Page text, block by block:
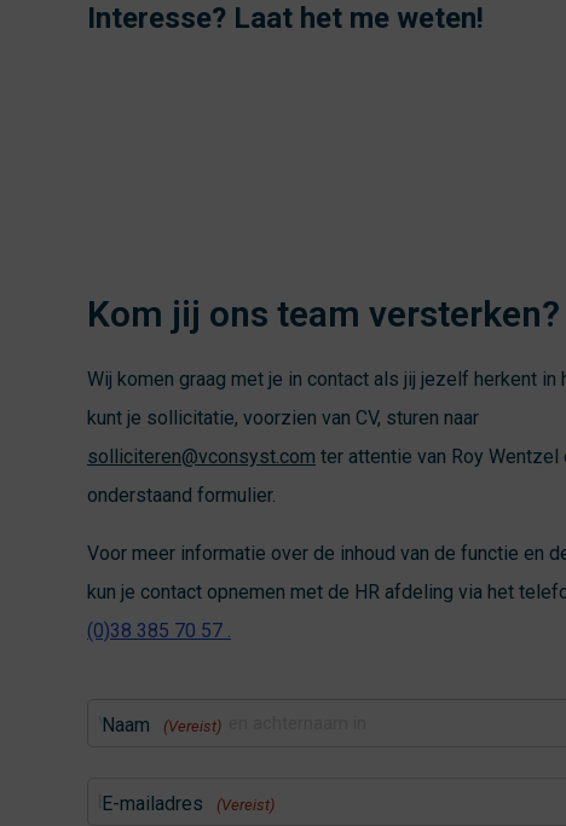
Interesse? Laat het me weten!
Kom jij ons team versterken?
Wij komen graag met je in contact als jij jezelf herkent in
kunt je sollicitatie, voorzien van CV, sturen naar
solliciteren@vconsyst.com ter attentie van Roy Wentzel
onderstaand formulier.
Voor meer informatie over de inhoud van de functie en
kun je contact opnemen met de HR afdeling via het
(0)38 385 70 57 .
Naam (Vereist)
E-mailadres (Vereist)